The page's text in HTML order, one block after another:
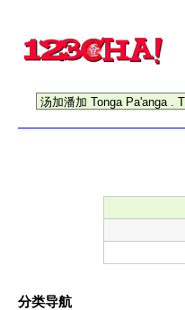
分类导航